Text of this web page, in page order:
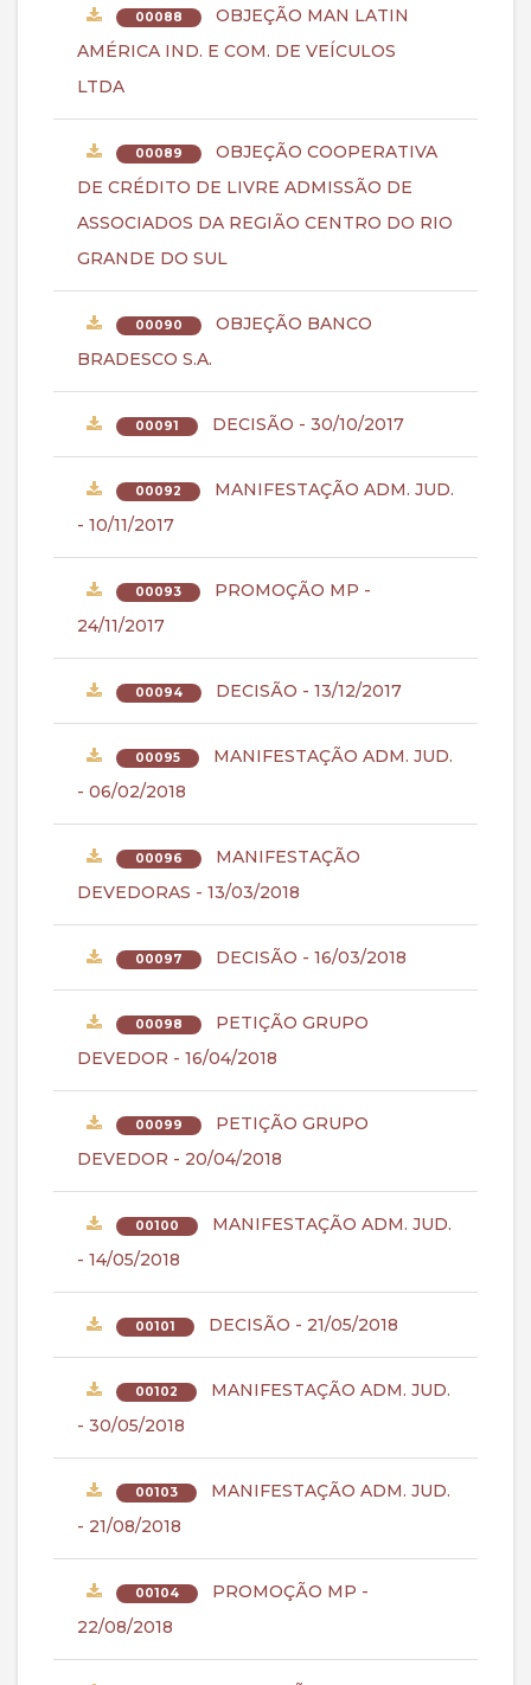
00088
OBJEÇÃO MAN LATIN
AMÉRICA IND. E COM. DE VEÍCULOS
LTDA
00089
OBJEÇÃO COOPERATIVA
DE CRÉDITO DE LIVRE ADMISSÃO DE
ASSOCIADOS DA REGIÃO CENTRO DO RIO
GRANDE DO SUL
00090
OBJEÇÃO BANCO
BRADESCO S.A.
00091 DECISÃO - 30/10/2017
00092
MANIFESTAÇÃO ADM. JUD.
- 10/11/2017
00093
PROMOÇÃO MP -
24/11/2017
00094 DECISÃO - 13/12/2017
00095
MANIFESTAÇÃO ADM. JUD.
- 06/02/2018
00096
MANIFESTAÇÃO
DEVEDORAS - 13/03/2018
00097 DECISÃO - 16/03/2018
00098
PETIÇÃO GRUPO
DEVEDOR - 16/04/2018
00099
PETIÇÃO GRUPO
DEVEDOR - 20/04/2018
00100
MANIFESTAÇÃO ADM. JUD.
- 14/05/2018
00101 DECISÃO - 21/05/2018
00102
MANIFESTAÇÃO ADM. JUD.
- 30/05/2018
00103
MANIFESTAÇÃO ADM. JUD.
- 21/08/2018
00104
PROMOÇÃO MP -
22/08/2018